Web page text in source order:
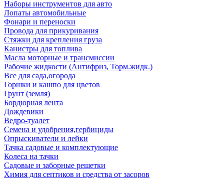
Наборы инструментов для авто
Лопаты автомобильные
Фонари и переноски
Провода для прикуривания
Стяжки для крепления груза
Канистры для топлива
Масла моторные и трансмиссии
Рабочие жидкости (Антифриз, Торм.жидк.)
Все для сада,огорода
Горшки и кашпо для цветов
Грунт (земля)
Бордюрная лента
Дождевики
Ведро-туалет
Семена и удобрения,гербициды
Опрыскиватели и лейки
Тачка садовые и комплектующие
Колеса на тачки
Садовые и заборные решетки
Химия для септиков и средства от засоров